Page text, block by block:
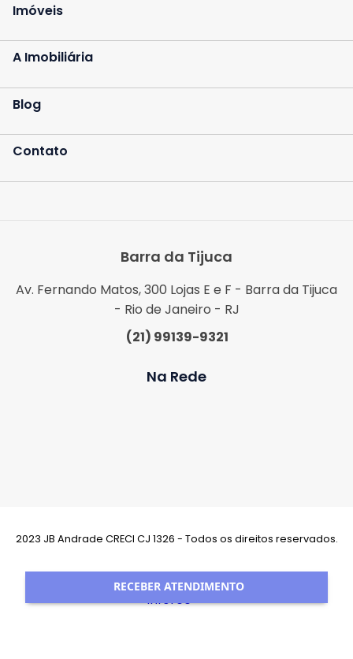
RECEBER ATENDIMENTO
Imóveis
A Imobiliária
Blog
Contato
Barra da Tijuca
Av. Fernando Matos, 300 Lojas E e F - Barra da Tijuca
- Rio de Janeiro - RJ
(21) 99139-9321
Na Rede
2023 JB Andrade CRECI CJ 1326 - Todos os direitos reservados.